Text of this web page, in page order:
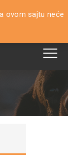
ovom sajtu neće
0